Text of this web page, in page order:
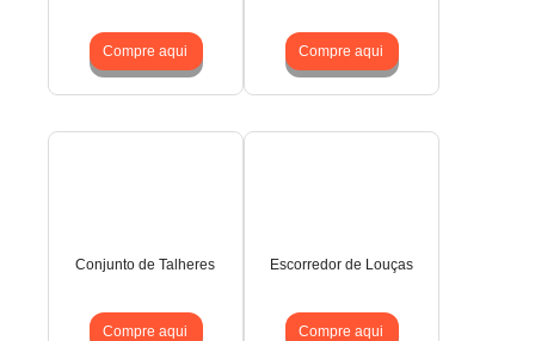
Compre aqui Compre aqui
Conjunto de Talheres
Compre aqui
Escorredor de Louças
Compre aqui